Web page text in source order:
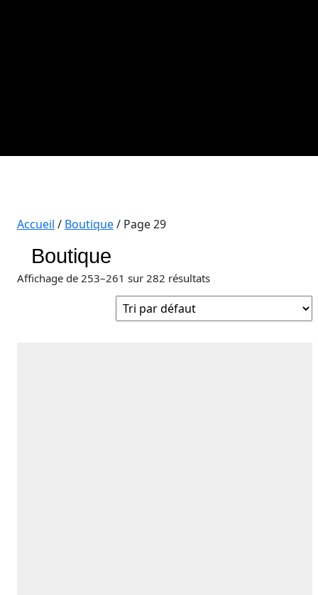
Accueil / Boutique/ Page 29
Boutique
Affichage de 253–261 sur 282 résultats